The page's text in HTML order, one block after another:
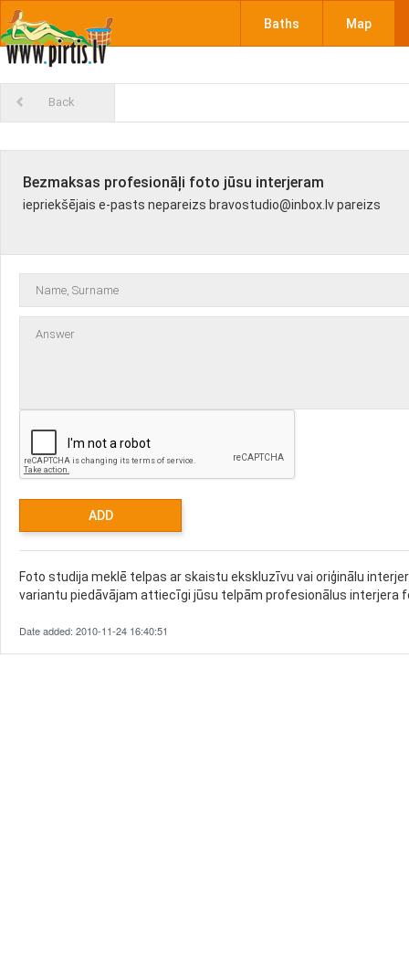
Baths Map
Back
Bezmaksas profesionāļi foto jūsu interjeram
iepriekšējais e-pasts nepareizs bravostudio@inbox.lv pareizs
Foto studija meklē telpas ar skaistu ekskluzīvu vai oriģinālu
variantu piedāvājam attiecīgi jūsu telpām profesionālus interjera
Date added: 2010-11-24 16:40:51